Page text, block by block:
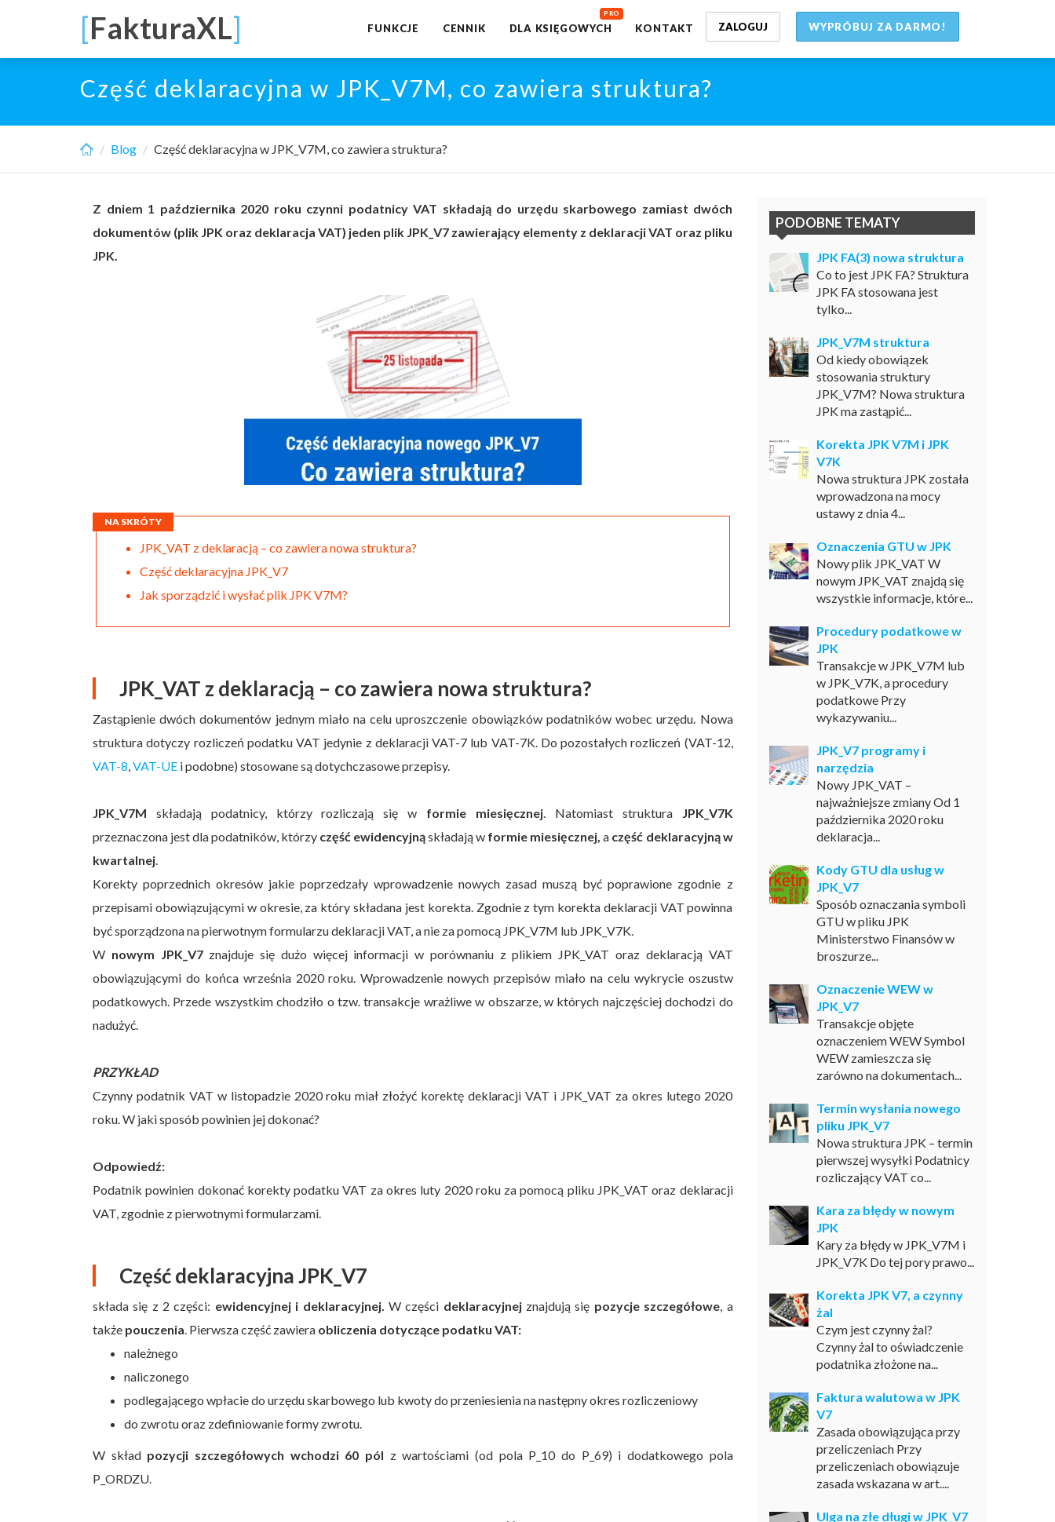
main
[FakturaXL] WYPRÓBUJ ZA DARMO!
ZALOGUJ
FUNKCJE CENNIK DLA KSIĘGOWYCH KONTAKT
Część deklaracyjna w JPK_V7M, co zawiera struktura?
Blog Część deklaracyjna w JPK_V7M, co zawiera struktura?
Z dniem 1 października 2020 roku czynni podatnicy VAT składają do urzędu skarbowego zamiast dwóch
dokumentów (plik JPK oraz deklaracja VAT) jeden plik JPK_V7 zawierający elementy z deklaracji VAT oraz pliku
JPK.
NA SKRÓTY
JPK_VAT z deklaracją – co zawiera nowa struktura?
Część deklaracyjna JPK_V7
Jak sporządzić i wysłać plik JPK V7M?
JPK_VAT z deklaracją – co zawiera nowa struktura?
Zastąpienie dwóch dokumentów jednym miało na celu uproszczenie obowiązków podatników wobec urzędu. Nowa
struktura dotyczy rozliczeń podatku VAT jedynie z deklaracji VAT-7 lub VAT-7K. Do pozostałych rozliczeń (VAT-12,
VAT-8,VAT-UE i podobne) stosowane są dotychczasowe przepisy.
JPK_V7M składają podatnicy, którzy rozliczają się w formie miesięcznej. Natomiast struktura JPK_V7K
przeznaczona jest dla podatników, którzy część ewidencyjnąskładają w formie miesięcznej, a część deklaracyjną w
kwartalnej.
Korekty poprzednich okresów jakie poprzedzały wprowadzenie nowych zasad muszą być poprawione zgodnie z
przepisami obowiązującymi w okresie, za który składana jest korekta. Zgodnie z tym korekta deklaracji VAT powinna
być sporządzona na pierwotnym formularzu deklaracji VAT, a nie za pomocą JPK_V7M lub JPK_V7K.
W nowym JPK_V7znajduje się dużo więcej informacji w porównaniu z plikiem JPK_VAT oraz deklaracją VAT
obowiązującymi do końca września 2020 roku. Wprowadzenie nowych przepisów miało na celu wykrycie oszustw
podatkowych. Przede wszystkim chodziło o tzw. transakcje wrażliwe w obszarze, w których najczęściej dochodzi do
nadużyć.
PRZYKŁAD
Czynny podatnik VAT w listopadzie 2020 roku miał złożyć korektę deklaracji VAT i JPK_VAT za okres lutego 2020
roku. W jaki sposób powinien jej dokonać?
Odpowiedź:
Podatnik powinien dokonać korekty podatku VAT za okres luty 2020 roku za pomocą pliku JPK_VAT oraz deklaracji
VAT, zgodnie z pierwotnymi formularzami.
Część deklaracyjna JPK_V7
składa się z 2 części: ewidencyjnej i deklaracyjnej. W części deklaracyjnejznajdują się pozycje szczegółowe, a
także pouczenia. Pierwsza część zawiera obliczenia dotyczące podatku VAT:
należnego
naliczonego
podlegającego wpłacie do urzędu skarbowego lub kwoty do przeniesienia na następny okres rozliczeniowy
do zwrotu oraz zdefiniowanie formy zwrotu.
W skład pozycji szczegółowych wchodzi 60 pól z wartościami (od pola P_10 do P_69) i dodatkowego pola
P_ORDZU.
PODOBNE TEMATY
JPK FA(3) nowa struktura
Co to jest JPK FA? Struktura
JPK FA stosowana jest
tylko...
JPK_V7M struktura
Od kiedy obowiązek
stosowania struktury
JPK_V7M? Nowa struktura
JPK ma zastąpić...
Korekta JPK V7M i JPK
V7K
Nowa struktura JPK została
wprowadzona na mocy
ustawy z dnia 4...
Oznaczenia GTU w JPK
Nowy plik JPK_VAT W
nowym JPK_VAT znajdą się
wszystkie informacje, które...
Procedury podatkowe w
JPK
Transakcje w JPK_V7M lub
w JPK_V7K, a procedury
podatkowe Przy
wykazywaniu...
JPK_V7 programy i
narzędzia
Nowy JPK_VAT –
najważniejsze zmiany Od 1
października 2020 roku
deklaracja...
Kody GTU dla usług w
JPK_V7
Sposób oznaczania symboli
GTU w pliku JPK
Ministerstwo Finansów w
broszurze...
Oznaczenie WEW w
JPK_V7
Transakcje objęte
oznaczeniem WEW Symbol
WEW zamieszcza się
zarówno na dokumentach...
Termin wysłania nowego
pliku JPK_V7
Nowa struktura JPK – termin
pierwszej wysyłki Podatnicy
rozliczający VAT co...
Kara za błędy w nowym
JPK
Kary za błędy w JPK_V7M i
JPK_V7K Do tej pory prawo...
Korekta JPK V7, a czynny
żal
Czym jest czynny żal?
Czynny żal to oświadczenie
podatnika złożone na...
Faktura walutowa w JPK
V7
Zasada obowiązująca przy
przeliczeniach Przy
przeliczeniach obowiązuje
zasada wskazana w art....
Ulga na złe długi w JPK_V7